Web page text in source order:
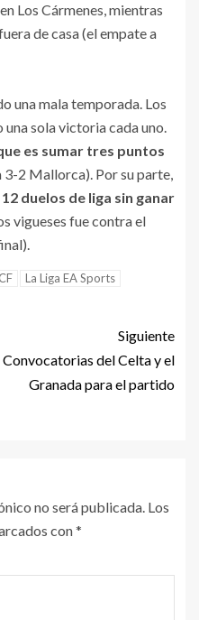
Los Cármenes, mientras
de casa (el empate a
una mala temporada. Los
sola victoria cada uno.
es sumar tres puntos
3-2 Mallorca). Por su parte,
12 duelos de liga sin ganar
vigueses fue contra el
La Liga EA Sports
Siguiente
Convocatorias del Celta y el
Granada para el partido
no será publicada. Los
con*